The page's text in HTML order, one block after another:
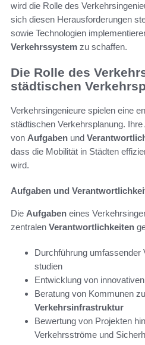
wird die Rolle des
sich diesen Herausforderungen
sowie Technologien
Verkehrssystem zu schaffen.
Die Rolle des
städtischen
Verkehrsingenieure spielen eine
städtischen Verkehrsplanung.
von Aufgaben und
dass die Mobilität in Städten
wird.
Aufgaben und
Die Aufgaben eines
zentralen Verantwortlichkeiten
Durchführung umfassender
studien
Entwicklung von
Beratung von Kommunen
Verkehrsinfrastruktur
Bewertung von Projekten
Verkehrsströme und